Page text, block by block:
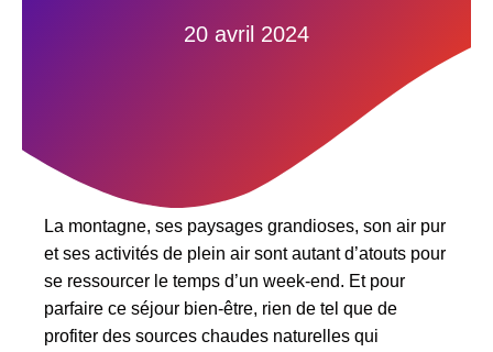
20 avril 2024
La montagne, ses paysages grandioses, son air pur
et ses activités de plein air sont autant d’atouts pour
se ressourcer le temps d’un week-end. Et pour
parfaire ce séjour bien-être, rien de tel que de
profiter des sources chaudes naturelles qui